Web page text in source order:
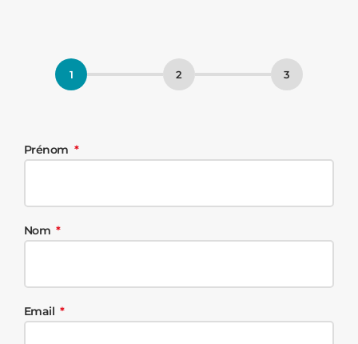
Prénom
Nom
Email